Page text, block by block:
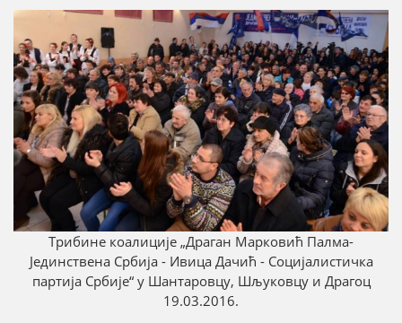
Трибинe коалиције „Драган Марковић Палмa-
Јединствена Србија - Ивица Дачић - Социјалистичка
партија Србије“ у Шантаровцу, Шљуковцу и Драгоц
19.03.2016.